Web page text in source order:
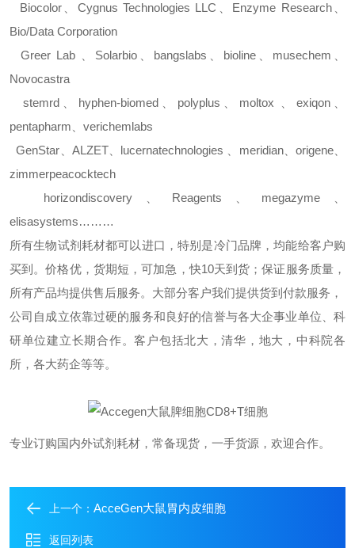
Biocolor、 Cygnus Technologies LLC Enzyme Research、
Bio/Data Corporation
Greer Lab
Solarbio bangslabs bioline musechem
Novocastra
stemrd、 hyphen-biomed、 polyplus moltox exiqon、
pentapharm
verichemlabs
GenStar
ALZET、 lucernatechnologies meridian、 origene、
zimmerpeacocktech
horizondiscovery、 Reagents megazyme、
elisasystems………
所有生物试剂耗材都可以进口，特别是冷门品牌，均能给客户购
买到。价格优，货期短，可加急，快10天到货；保证服务质量，
所有产品均提供售后服务。大部分客户我们提供货到付款服务，
公司自成立依靠过硬的服务和良好的信誉与各大企事业单位、科
研单位建立长期合作。客户包括北大，清华，地大，中科院各
所，各大药企等等。
专业订购国内外试剂耗材，常备现货，一手货源，欢迎合作。
上一个： AcceGen大鼠胃内皮细胞
返回列表